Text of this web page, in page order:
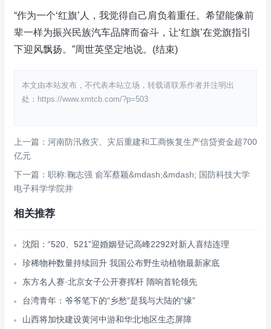
“作为一个‘红旗’人，我觉得自己肩负着重任。希望能像前
辈一样为振兴民族汽车品牌而奋斗，让‘红旗’在党旗指引
下迎风飘扬。”周世英坚定地说。(结束)
本文由本站发布，不代表本站立场，转载请联系作者并注明出
处：https://www.xmtcb.com/?p=503
上一篇：河南防汛救灾、灾后重建和工商恢复生产信贷资金超700
亿元
下一篇：职称:鞠志强 俞军蔡颖&mdash;&mdash; 国防科技大学
电子科学学院井
相关推荐
沈阳：“520、521”迎婚姻登记高峰2292对新人喜结连理
珍稀物种数量持续回升 我国公布野生动植物最新家底
东方名人赛·北京女子公开赛挥杆 隋响首轮领先
台湾青年：爷爷笔下的“乡愁”是我与大陆的“缘”
山西将加快建设黄河中游和华北地区生态屏障